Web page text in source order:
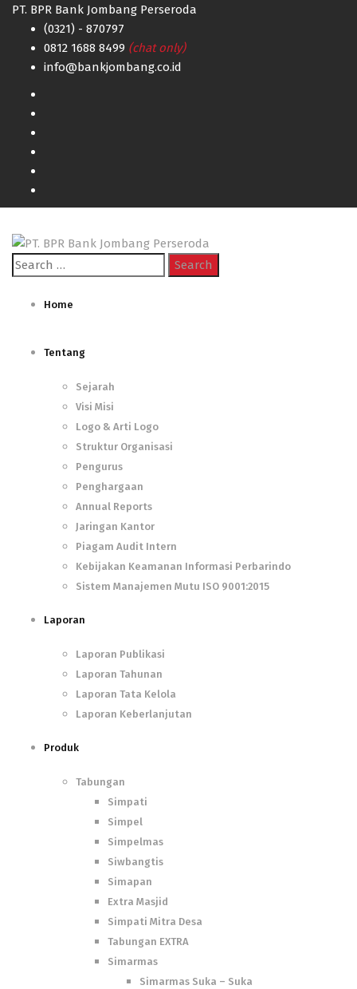
PT. BPR Bank Jombang Perseroda
(0321) - 870797
0812 1688 8499 (chat only)
info@bankjombang.co.id
Search
for:
Home
Tentang
Sejarah
Visi Misi
Logo & Arti Logo
Struktur Organisasi
Pengurus
Penghargaan
Annual Reports
Jaringan Kantor
Piagam Audit Intern
Kebijakan Keamanan Informasi Perbarindo
Sistem Manajemen Mutu ISO 9001:2015
Laporan
Laporan Publikasi
Laporan Tahunan
Laporan Tata Kelola
Laporan Keberlanjutan
Produk
Tabungan
Simpati
Simpel
Simpelmas
Siwbangtis
Simapan
Extra Masjid
Simpati Mitra Desa
Tabungan EXTRA
Simarmas
Simarmas Suka – Suka